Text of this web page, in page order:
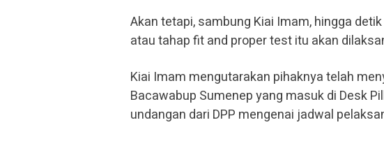
Akan tetapi, sambung Kiai Imam, hingga
atau tahap fit and proper test itu akan
Kiai Imam mengutarakan pihaknya telah
Bacawabup Sumenep yang masuk di Desk
undangan dari DPP mengenai jadwal